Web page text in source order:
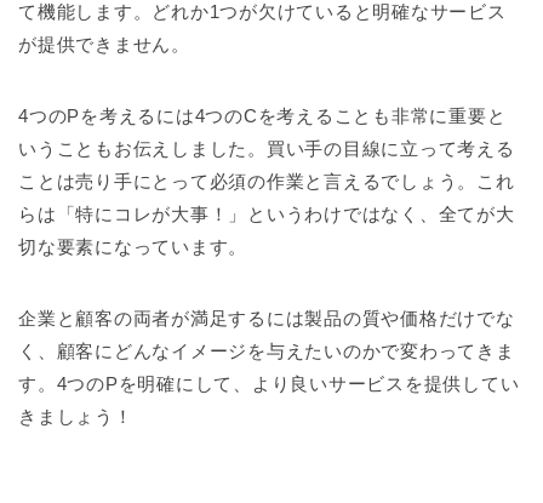
て機能します。どれか1つが欠けていると明確なサービス
が提供できません。
4つのPを考えるには4つのCを考えることも非常に重要と
いうこともお伝えしました。買い手の目線に立って考える
ことは売り手にとって必須の作業と言えるでしょう。これ
らは「特にコレが大事！」というわけではなく、全てが大
切な要素になっています。
企業と顧客の両者が満足するには製品の質や価格だけでな
く、顧客にどんなイメージを与えたいのかで変わってきま
す。4つのPを明確にして、より良いサービスを提供してい
きましょう！